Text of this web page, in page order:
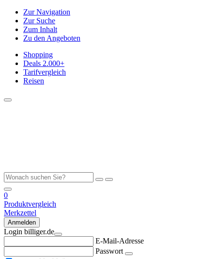
Zur Navigation
Zur Suche
Zum Inhalt
Zu den Angeboten
Shopping
Deals 2.000+
Tarifvergleich
Reisen
0
Produktvergleich
Merkzettel
Anmelden
Login billiger.de
E-Mail-Adresse
Passwort